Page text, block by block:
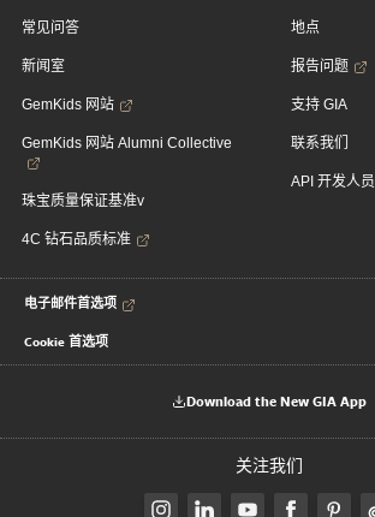
常见问答
新闻室
GemKids 网站
GemKids 网站 Alumni Collective
珠宝质量保证基准v
4C 钻石品质标准
地点
报告问题
支持 GIA
联系我们
API 开发人员
电子邮件首选项
Cookie 首选项
Download the New GIA App
关注我们